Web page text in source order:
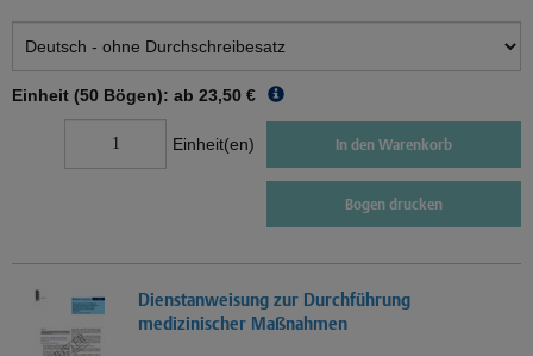
Einheit (50 Bögen): ab 23,50 €
Einheit(en) In den Warenkorb
Bogen drucken
Dienstanweisung zur Durchführung
medizinischer Maßnahmen